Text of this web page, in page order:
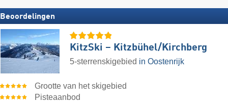
Beoordelingen
KitzSki – Kitzbühel/​Kirchberg
5-sterrenskigebied in Oostenrijk
Grootte van het skigebied
Pisteaanbod